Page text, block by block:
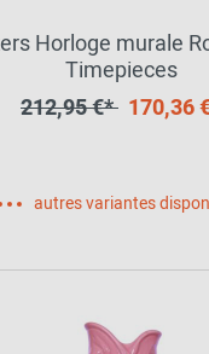
Horloge murale
Timepieces
212,95 €* 170,36
autres variantes